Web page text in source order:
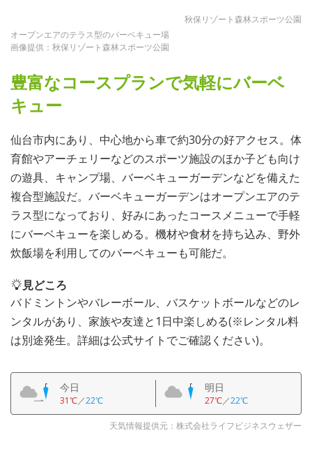
秋保リゾート森林スポーツ公園
オープンエアのテラス型のバーベキュー場
画像提供：秋保リゾート森林スポーツ公園
豊富なコースプランで気軽にバーベ
キュー
仙台市内にあり、中心地から車で約30分の好アクセス。体
育館やアーチェリーなどのスポーツ施設のほか子ども向け
の遊具、キャンプ場、バーベキューガーデンなどを備えた
複合型施設だ。バーベキューガーデンはオープンエアのテ
ラス型になっており、好みにあったコースメニューで手軽
にバーベキューを楽しめる。機材や食材を持ち込み、野外
炊飯場を利用してのバーベキューも可能だ。
見どころ
バドミントンやバレーボール、バスケットボールなどのレ
ンタルがあり、家族や友達と1日中楽しめる(※レンタル料
は別途発生。詳細は公式サイトでご確認ください)。
今日
31℃／22℃
明日
27℃／22℃
天気情報提供元：株式会社ライフビジネスウェザー